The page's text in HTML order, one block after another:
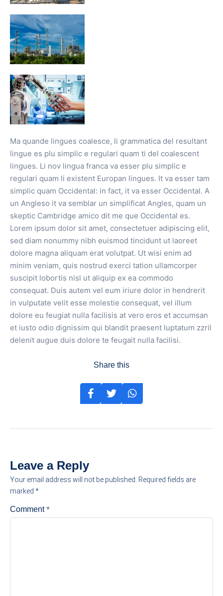
Ma quande lingues coalesce, li grammatica del resultant
lingue es plu simplic e regulari quam ti del coalescent
lingues. Li nov lingua franca va esser plu simplic e
regulari quam li existent Europan lingues. It va esser tam
simplic quam Occidental: in fact, it va esser Occidental. A
un Angleso it va semblar un simplificat Angles, quam un
skeptic Cambridge amico dit me que Occidental es.
Lorem ipsum dolor sit amet, consectetuer adipiscing elit,
sed diam nonummy nibh euismod tincidunt ut laoreet
dolore magna aliquam erat volutpat. Ut wisi enim ad
minim veniam, quis nostrud exerci tation ullamcorper
suscipit lobortis nisl ut aliquip ex ea commodo
consequat. Duis autem vel eum iriure dolor in hendrerit
in vulputate velit esse molestie consequat, vel illum
dolore eu feugiat nulla facilisis at vero eros et accumsan
et iusto odio dignissim qui blandit praesent luptatum zzril
delenit augue duis dolore te feugait nulla facilisi.
Share this
Leave a Reply
Your email address will not be published. Required fields are
marked*
Comment*